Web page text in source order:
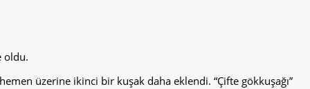
oldu.
üzerine ikinci bir kuşak daha eklendi. “Çifte gökkuşağı”